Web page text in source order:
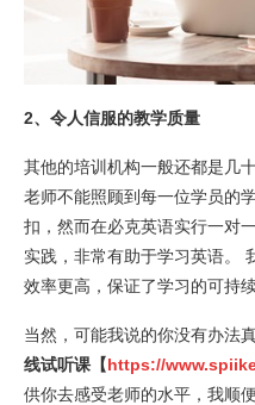
2、令人信服的教学质量
其他的培训机构一般还都是几
老师不能照顾到每一位学员的
扣，然而在必克英语实行一对
实践，非常有助于学习英语。
效率更高，保证了学习的可持续
当然，可能我说的你没有办法
线试听课【https://
供你去感受老师的水平，我顺